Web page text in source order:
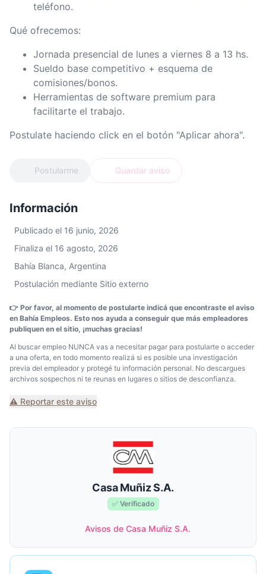
teléfono.
Qué ofrecemos:
Jornada presencial de lunes a viernes 8 a 13 hs.
Sueldo base competitivo + esquema de
comisiones/bonos.
Herramientas de software premium para
facilitarte el trabajo.
Postulate haciendo click en el botón "Aplicar ahora".
Postularme Guardar aviso
Información
Publicado el 16 junio, 2026
Finaliza el 16 agosto, 2026
Bahía Blanca, Argentina
Postulación mediante Sitio externo
👉 Por favor, al momento de postularte indicá que encontraste el aviso
en Bahía Empleos. Esto nos ayuda a conseguir que más empleadores
publiquen en el sitio, ¡muchas gracias!
Al buscar empleo NUNCA vas a necesitar pagar para postularte o acceder
a una oferta, en todo momento realizá si es posible una investigación
previa del empleador y protegé tu información personal. No descargues
archivos sospechos ni te reunas en lugares o sitios de desconfianza.
⚠️ Reportar este aviso
Casa Muñiz S.A.
✅ Verificado
Avisos de Casa Muñiz S.A.